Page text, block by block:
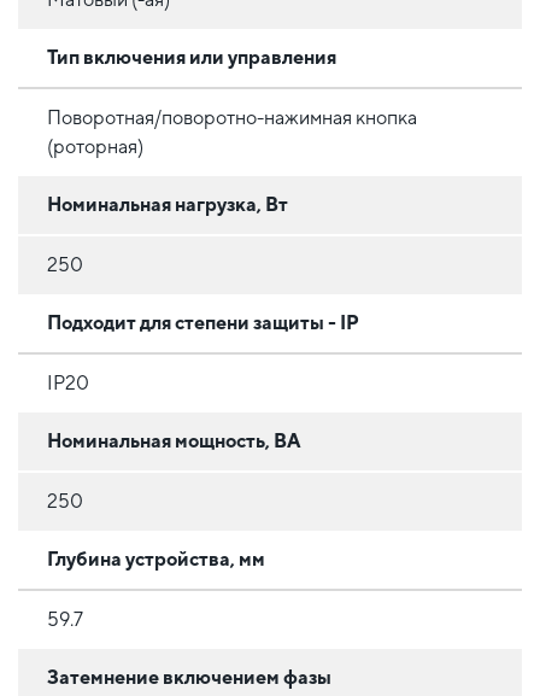
Тип включения или управления
Поворотная/поворотно-нажимная кнопка
(роторная)
Номинальная нагрузка, Вт
250
Подходит для степени защиты - IP
IP20
Номинальная мощность, ВА
250
Глубина устройства, мм
59.7
Затемнение включением фазы